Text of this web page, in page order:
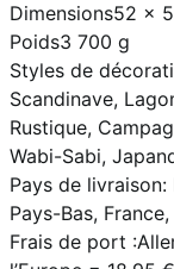
Dimensions52 x
Poids3 700 g
Styles de
Scandinave,
Rustique,
Wabi-Sabi,
Pays de livraison:
Pays-Bas,
Frais de port :